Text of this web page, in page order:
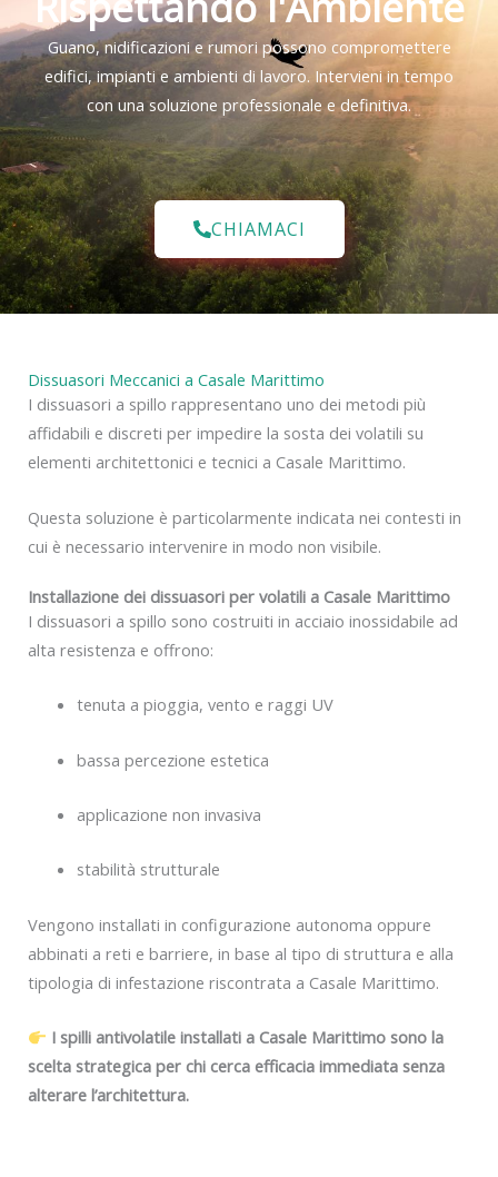
Guano, nidificazioni e rumori possono compromettere
edifici, impianti e ambienti di lavoro. Intervieni in tempo
con una soluzione professionale e definitiva.
CHIAMACI
Dissuasori Meccanici a Casale Marittimo
I dissuasori a spillo rappresentano uno dei metodi più
affidabili e discreti per impedire la sosta dei volatili su
elementi architettonici e tecnici a Casale Marittimo.
Questa soluzione è particolarmente indicata nei contesti in
cui è necessario intervenire in modo non visibile.
Installazione dei dissuasori per volatili a Casale Marittimo
I dissuasori a spillo sono costruiti in acciaio inossidabile ad
alta resistenza e offrono:
tenuta a pioggia, vento e raggi UV
bassa percezione estetica
applicazione non invasiva
stabilità strutturale
Vengono installati in configurazione autonoma oppure
abbinati a reti e barriere, in base al tipo di struttura e alla
tipologia di infestazione riscontrata a Casale Marittimo.
I spilli antivolatile installati a Casale Marittimo sono la
scelta strategica per chi cerca efficacia immediata senza
alterare l’architettura.